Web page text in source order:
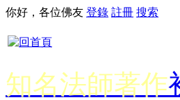
你好，各位佛友 登錄 註冊 搜索
知名法師著作